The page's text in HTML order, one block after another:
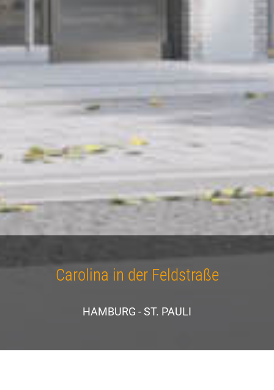
Carolina in der Feldstraße
HAMBURG - ST. PAULI